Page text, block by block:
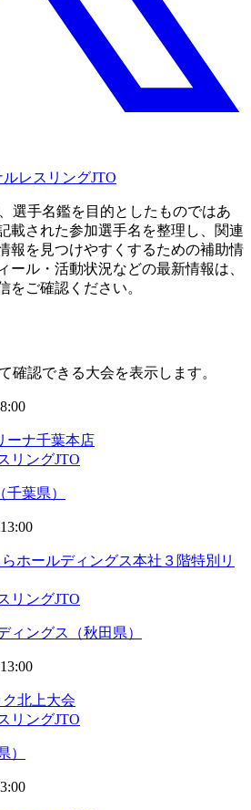
レスリングJTO
選手名鑑を目的としたものではあ
載された参加選手名を整理し、関連
報を見つけやすくするための補助情
ール・活動状況などの最新情報は、
をご確認ください。
確認できる大会を表示します。
ーナ千葉本店
リングJTO
葉県）
ホールディングス本社３階特別リ
リングJTO
ィングス（秋田県）
ク北上大会
リングJTO
）